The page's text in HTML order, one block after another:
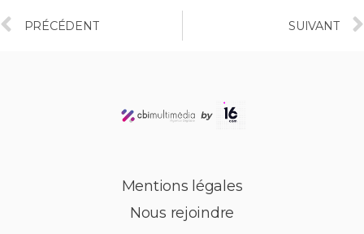
PRÉCÉDENT SUIVANT
Mentions légales
Nous rejoindre